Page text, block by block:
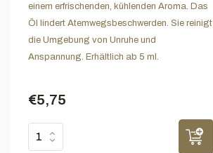
einem erfrischenden, kühlenden Aroma. Das
Öl lindert Atemwegsbeschwerden. Sie reinigt
die Umgebung von Unruhe und
Anspannung. Erhältlich ab 5 ml.
€5,75